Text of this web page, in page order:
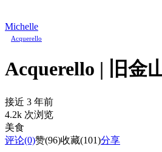
Michelle
Acquerello
Acquerello | 旧金
接近 3 年前
4.2k 次浏览
美食
评论(0)赞(96)收藏(101)分享